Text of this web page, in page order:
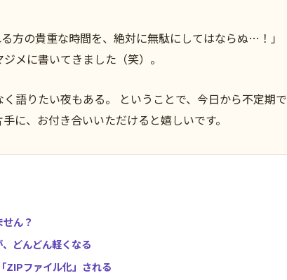
方の貴重な時間を、絶対に無駄にしてはならぬ…！」
メに書いてきました（笑）。
語りたい夜もある。 ということで、今日から不定期で
に、お付き合いいただけると嬉しいです。
ん？
どんどん軽くなる
ZIPファイル化」される